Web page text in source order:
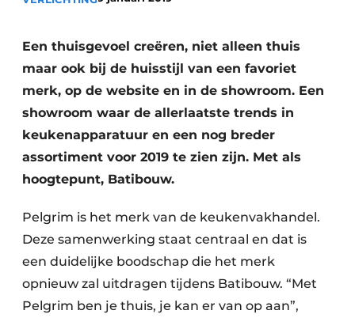
Privacy / Cookie statement
Video’s
Een thuisgevoel creëren, niet alleen thuis
maar ook bij de huisstijl van een favoriet
merk, op de website en in de showroom. Een
showroom waar de allerlaatste trends in
keukenapparatuur en een nog breder
assortiment voor 2019 te zien zijn. Met als
hoogtepunt, Batibouw.
Pelgrim is het merk van de keukenvakhandel.
Deze samenwerking staat centraal en dat is
een duidelijke boodschap die het merk
opnieuw zal uitdragen tijdens Batibouw. “Met
Pelgrim ben je thuis, je kan er van op aan”,